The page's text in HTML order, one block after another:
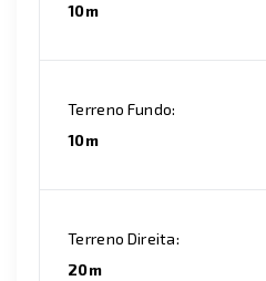
10m
Terreno Fundo:
10m
Terreno Direita:
20m